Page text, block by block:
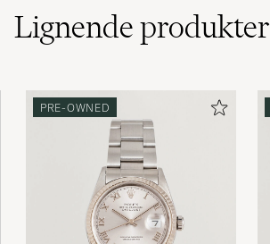
Lignendeprodukter
PRE-OWNED